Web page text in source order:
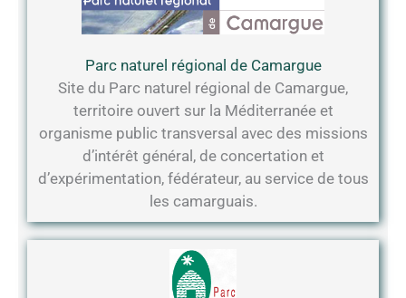
Parc naturel régional de Camargue
Site du Parc naturel régional de Camargue,
territoire ouvert sur la Méditerranée et
organisme public transversal avec des missions
d’intérêt général, de concertation et
d’expérimentation, fédérateur, au service de tous
les camarguais.